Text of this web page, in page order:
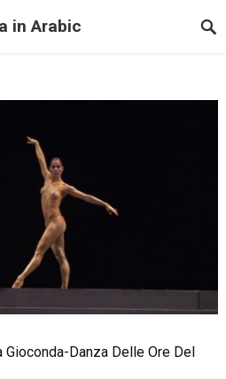
in Arabic
Danza Delle Ore Del